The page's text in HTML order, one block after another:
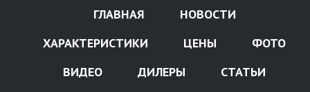
ГЛАВНАЯ
НОВОСТИ
ХАРАКТЕРИСТИКИ
ЦЕНЫ
ФОТО
ВИДЕО
ДИЛЕРЫ
СТАТЬИ